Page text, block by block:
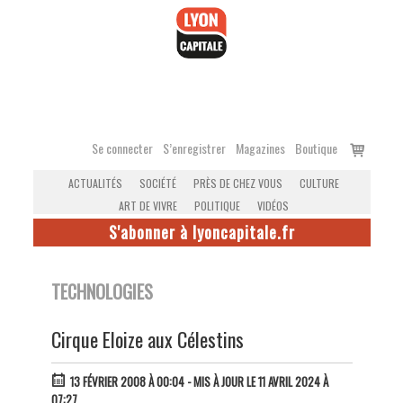
Se connecter S’enregistrer Magazines Boutique
Voir
ACTUALITÉS SOCIÉTÉ PRÈS DE CHEZ VOUS
CULTURE
ART DE VIVRE
POLITIQUE VIDÉOS
S'abonner à lyoncapitale.fr
TECHNOLOGIES
Cirque Eloize aux Célestins
13 FÉVRIER 2008 À 00:04- MIS À JOUR LE 11 AVRIL 2024 À